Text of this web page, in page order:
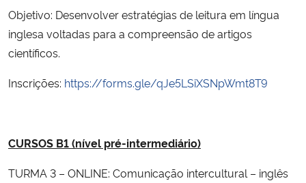
Objetivo: Desenvolver estratégias de leitura em língua
inglesa voltadas para a compreensão de artigos
científicos.
Inscrições: https://forms.gle/qJe5LSiXSNpWmt8T9
CURSOS B1 (nível pré-intermediário)
TURMA 3 – ONLINE: Comunicação intercultural – inglês